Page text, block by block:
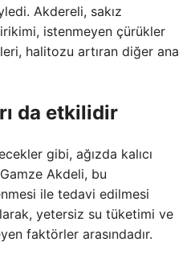
Akdereli, sakız
istenmeyen çürükler
halitozu artıran diğer ana
da etkilidir
gibi, ağızda kalıcı
Akdeli, bu
ile tedavi edilmesi
yetersiz su tüketimi ve
faktörler arasındadır.